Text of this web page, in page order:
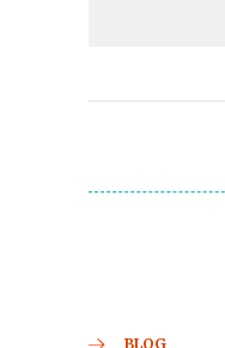
BLOG